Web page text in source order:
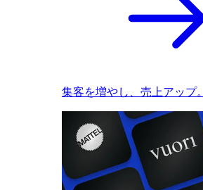
集客を増やし、売上アップ。